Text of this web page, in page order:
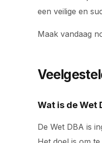
een veilige en
Maak vandaag
Wat is de Wet
De Wet DBA is